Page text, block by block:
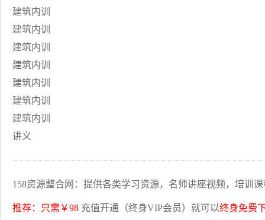
建筑内训
建筑内训
建筑内训
建筑内训
建筑内训
建筑内训
建筑内训
讲义
158资源整合网：提供各类学习资源，名师讲座视频，培训
推荐：只需￥98 充值开通（终身VIP会员）就可以终身免费